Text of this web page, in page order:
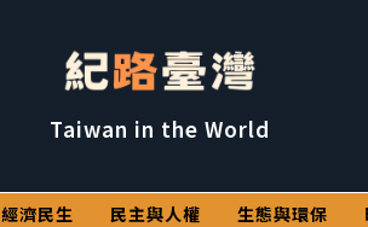
Taiwan in the World
經濟民生 民主與人權 生態與環保